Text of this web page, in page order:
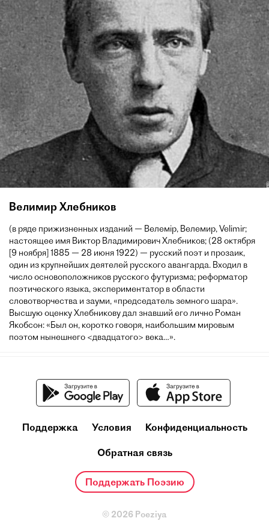
Велимир Хлебников
(в ряде прижизненных изданий — Велемір, Велемир, Velimir;
настоящее имя Виктор Владимирович Хлебников; (28 октября
[9 ноября] 1885 — 28 июня 1922) — русский поэт и прозаик,
один из крупнейших деятелей русского авангарда. Входил в
число основоположников русского футуризма; реформатор
поэтического языка, экспериментатор в области
словотворчества и зауми, «председатель земного шара».
Высшую оценку Хлебникову дал знавший его лично Роман
Якобсон: «Был он, коротко говоря, наибольшим мировым
поэтом нынешнего <двадцатого> века…».
Поддержка Условия Конфиденциальность
Обратная связь
Поддержать Поэзию
© 2026 Poeziya